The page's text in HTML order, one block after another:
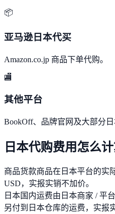
📦
亚马逊日本代买
Amazon.co.jp 商品下单代购。
🏬
其他平台
BookOff、品牌官网及大部分日
日本代购费用怎么
商品货款商品在日本平台的实
USD，实报实销不加价。
日本国内运费由日本商家 / 平
另付到日本仓库的运费，实报